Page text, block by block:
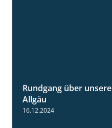
Rundgang über
Allgäu
16.12.2024